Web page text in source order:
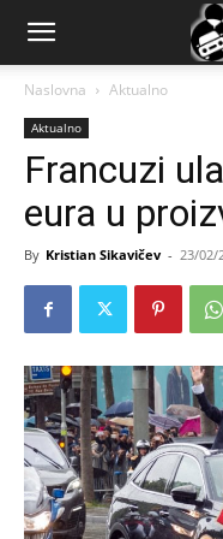
AutopressHR
Naslovna Aktualno
Aktualno
Francuzi
eura u
By Kristian Sikavičev - 23/02/